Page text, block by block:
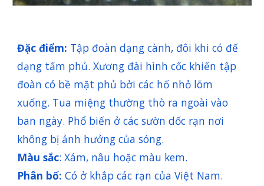
Đặc điểm: Tập đoàn dạng cành, đôi khi có đế
dạng tấm phủ. Xương đài hình cốc khiến tập
đoàn có bề mặt phủ bởi các hố nhỏ lõm
xuống. Tua miệng thường thò ra ngoài vào
ban ngày. Phổ biến ở các sườn dốc rạn nơi
không bị ảnh hưởng của sóng.
Màu sắc: Xám, nâu hoặc màu kem.
Phân bố: Có ở khắp các rạn của Việt Nam.